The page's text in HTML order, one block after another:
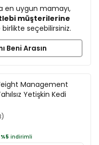
en uygun mamayı,
müşterilerine
birlikte seçebilirsiniz.
Beni Arasın
Management
Yetişkin Kedi
%5 indirimli